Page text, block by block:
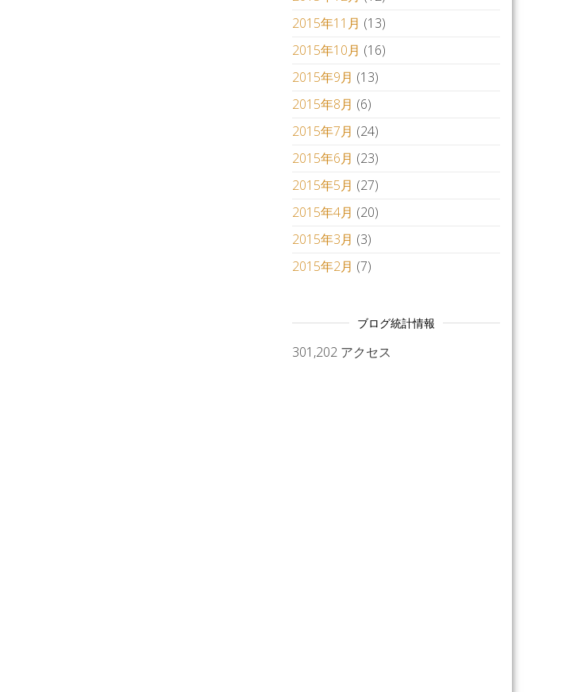
2015年11月 (13)
2015年10月 (16)
2015年9月 (13)
2015年8月 (6)
2015年7月 (24)
2015年6月 (23)
2015年5月 (27)
2015年4月 (20)
2015年3月 (3)
2015年2月 (7)
ブログ統計情報
301,202 アクセス